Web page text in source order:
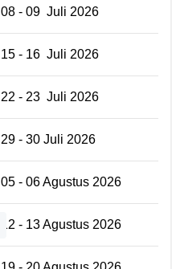
08 - 09 Juli 2026
15 - 16 Juli 2026
22 - 23 Juli 2026
29 - 30 Juli 2026
05 - 06 Agustus 2026
12 - 13 Agustus 2026